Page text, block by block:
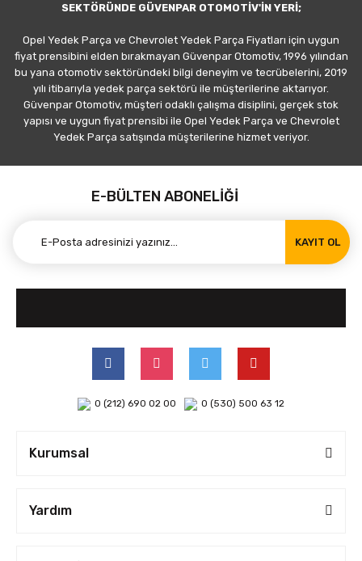
SEKTÖRÜNDE GÜVENPAR OTOMOTİV'İN YERİ;
Opel Yedek Parça ve Chevrolet Yedek Parça Fiyatları için uygun
fiyat prensibini elden bırakmayan Güvenpar Otomotiv, 1996 yılından
bu yana otomotiv sektöründeki bilgi deneyim ve tecrübelerini, 2019
yılı itibarıyla yedek parça sektörü ile müşterilerine aktarıyor.
Güvenpar Otomotiv, müşteri odaklı çalışma disiplini, gerçek stok
yapısı ve uygun fiyat prensibi ile Opel Yedek Parça ve Chevrolet
Yedek Parça satışında müşterilerine hizmet veriyor.
E-BÜLTEN ABONELİĞİ
KAYIT OL
0 (212) 690 02 00 0 (530) 500 63 12
Kurumsal
Yardım